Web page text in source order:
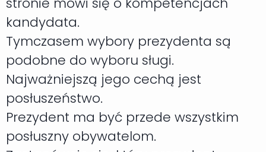
kandydata.
Tymczasem wybory prezydenta są
podobne do wyboru sługi.
Najważniejszą jego cechą jest
posłuszeństwo.
Prezydent ma być przede wszystkim
posłuszny obywatelom.